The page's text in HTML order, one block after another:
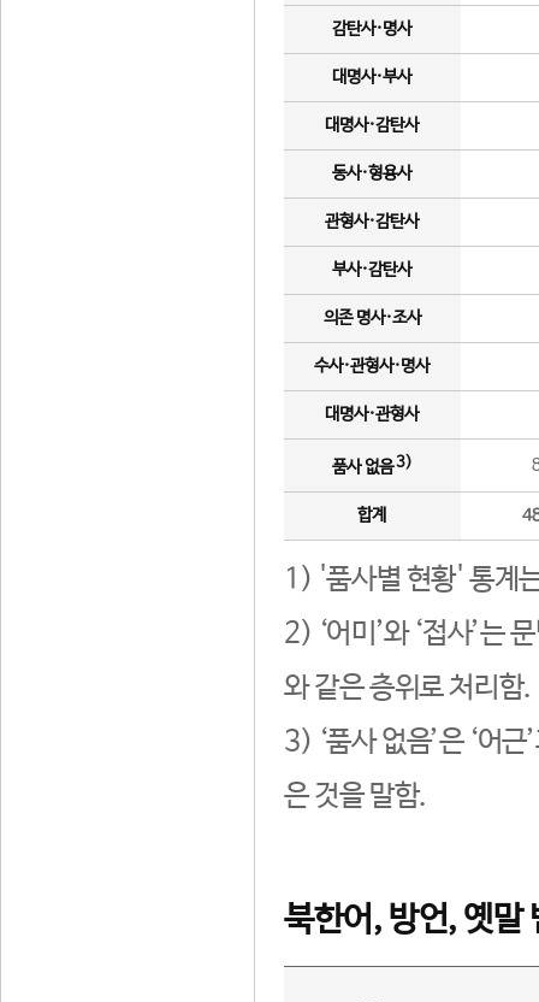
감탄사·명사
대명사·부사
대명사·감탄사
동사·형용사
관형사·감탄사
부사·감탄사
의존 명사·조사
수사·관형사·명사
대명사·관형사
품사 없음3)
합계
1) '품사별 현황' 통계
2) ‘어미’와 ‘접사’는
와 같은 층위로 처리함.
3) ‘품사 없음’은 ‘어
은 것을 말함.
북한어, 방언, 옛말